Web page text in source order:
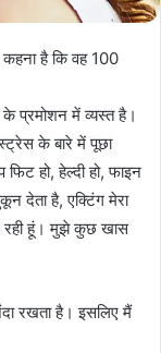
है कि वह 100
के प्रमोशन में व्यस्त है।
के बारे में पूछा
हो, हेल्दी हो, फाइन
देता है, एक्टिंग मेरा
रही हूं। मुझे कुछ खास
रखता है। इसलिए मैं